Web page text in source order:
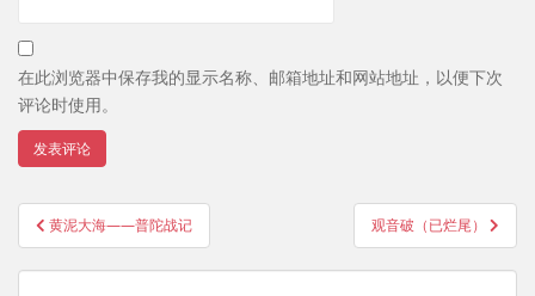
在此浏览器中保存我的显示名称、邮箱地址和网站地址，以便下次
评论时使用。
文
章
导
黄泥大海——普陀战记 观音破（已烂尾）